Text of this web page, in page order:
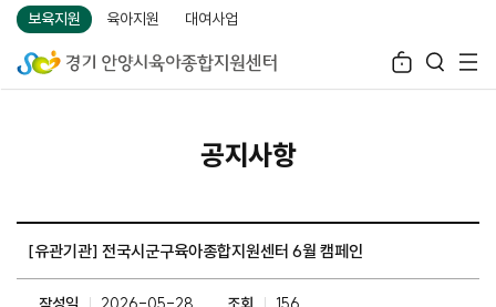
보육지원 육아지원 대여사업
공지사항
[유관기관] 전국시군구육아종합지원센터 6월 캠페인